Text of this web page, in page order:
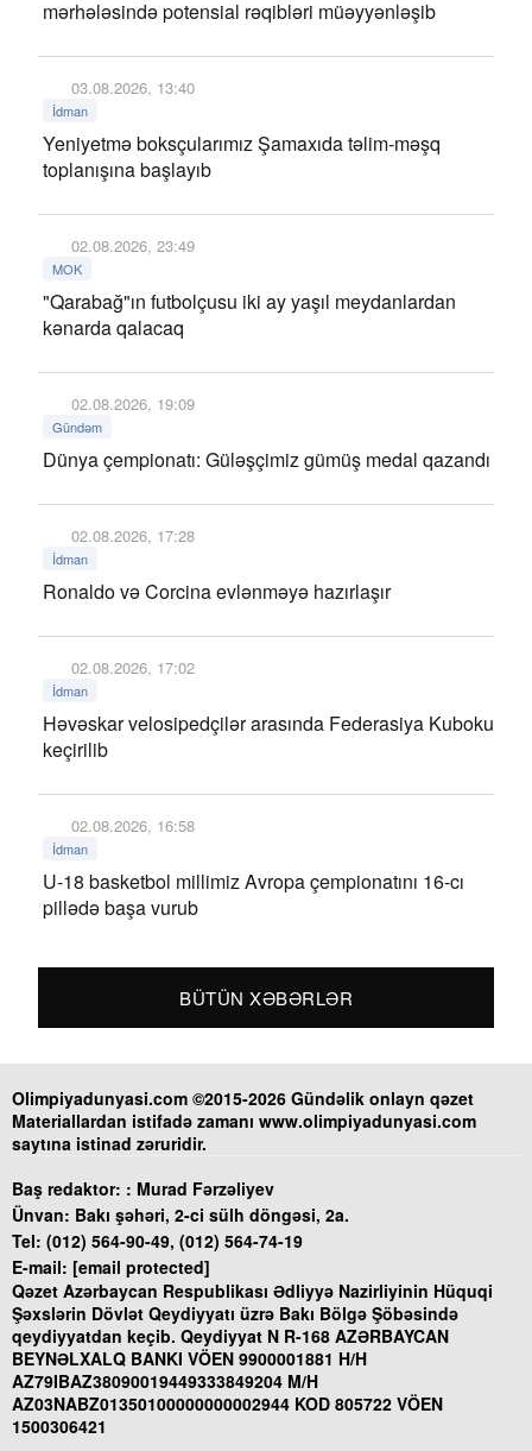
mərhələsində potensial rəqibləri müəyyənləşib
03.08.2026, 13:40
İdman
Yeniyetmə boksçularımız Şamaxıda təlim-məşq
toplanışına başlayıb
02.08.2026, 23:49
MOK
"Qarabağ"ın futbolçusu iki ay yaşıl meydanlardan
kənarda qalacaq
02.08.2026, 19:09
Gündəm
Dünya çempionatı: Güləşçimiz gümüş medal qazandı
02.08.2026, 17:28
İdman
Ronaldo və Corcina evlənməyə hazırlaşır
02.08.2026, 17:02
İdman
Həvəskar velosipedçilər arasında Federasiya Kuboku
keçirilib
02.08.2026, 16:58
İdman
U-18 basketbol millimiz Avropa çempionatını 16-cı
pillədə başa vurub
BÜTÜN XƏBƏRLƏR
Olimpiyadunyasi.com ©2015-2026 Gündəlik onlayn qəzet
Materiallardan istifadə zamanı www.olimpiyadunyasi.com
saytına istinad zəruridir.
Baş redaktor: : Murad Fərzəliyev
Ünvan: Bakı şəhəri, 2-ci sülh döngəsi, 2a.
Tel: (012) 564-90-49, (012) 564-74-19
E-mail: [email protected]
Qəzet Azərbaycan Respublikası Ədliyyə Nazirliyinin Hüquqi
Şəxslərin Dövlət Qeydiyyatı üzrə Bakı Bölgə Şöbəsində
qeydiyyatdan keçib. Qeydiyyat N R-168 AZƏRBAYCAN
BEYNƏLXALQ BANKI VÖEN 9900001881 H/H
AZ79IBAZ38090019449333849204 M/H
AZ03NABZ01350100000000002944 KOD 805722 VÖEN
1500306421